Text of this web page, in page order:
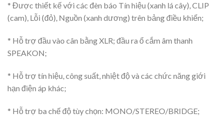
* Được thiết kế với các đèn báo Tín hiệu (xanh lá cây), CLIP
(cam), Lỗi (đỏ), Nguồn (xanh dương) trên bảng điều khiển;
* Hỗ trợ đầu vào cân bằng XLR; đầu ra ổ cắm âm thanh
SPEAKON;
* Hỗ trợ tín hiệu, công suất, nhiệt độ và các chức năng giới
hạn điện áp khác;
* Hỗ trợ ba chế độ tùy chọn: MONO/STEREO/BRIDGE;